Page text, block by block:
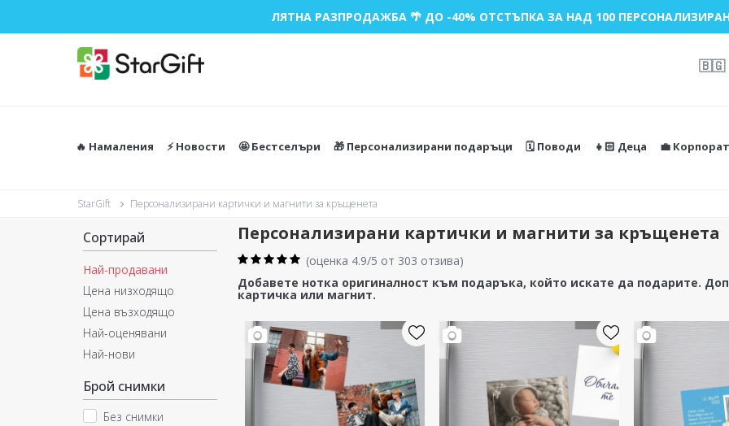
ЛЯТНА РАЗПРОДАЖБА 🌴 ДО -40% ОТСТЪПКА ЗА НАД 100
🇧🇬
🔥 Намаления ⚡️ Новости 🤩 Бестселъри 🎁 Персонализирани подаръци 🗓️ Поводи 👧🏻 Деца 💼
StarGift Персонализирани картички и магнити за кръщенета
Сортирай
Най-продавани
Цена низходящо
Цена възходящо
Най-оценявани
Най-нови
Брой снимки
Без снимки
Персонализирани картички и магнити за кръщенета
(оценка 4.9/5 от 303 отзива)
Добавете нотка оригиналност към подаръка, който искате да подарите.
картичка или магнит.